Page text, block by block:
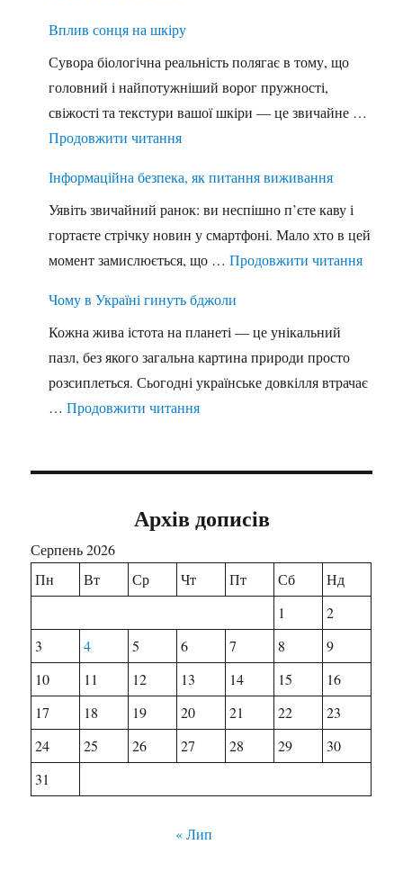
Вплив сонця на шкіру
Сувора біологічна реальність полягає в тому, що
головний і найпотужніший ворог пружності,
свіжості та текстури вашої шкіри — це звичайне …
Продовжити читання"Вплив сонця на шкіру"
Інформаційна безпека, як питання виживання
Уявіть звичайний ранок: ви неспішно п’єте каву і
гортаєте стрічку новин у смартфоні. Мало хто в цей
момент замислюється, що …Продовжити читання
Чому в Україні гинуть бджоли
Кожна жива істота на планеті — це унікальний
пазл, без якого загальна картина природи просто
розсиплеться. Сьогодні українське довкілля втрачає
…Продовжити читання"Чому в Україні гинуть бджоли"
Архів дописів
Серпень 2026
Пн
Вт Ср Чт Пт Сб
Нд
1
2
3
4 5 6 7 8
9
10
11 12 13 14 15
16
17
18 19 20 21 22
23
24
25 26 27 28 29
30
31
« Лип